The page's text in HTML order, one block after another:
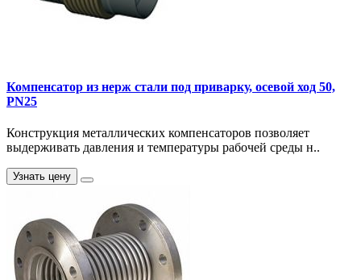
Компенсатор из нерж стали под приварку, осевой ход 50,
PN25
Конструкция металлических компенсаторов позволяет
выдерживать давления и температуры рабочей среды н..
Узнать цену